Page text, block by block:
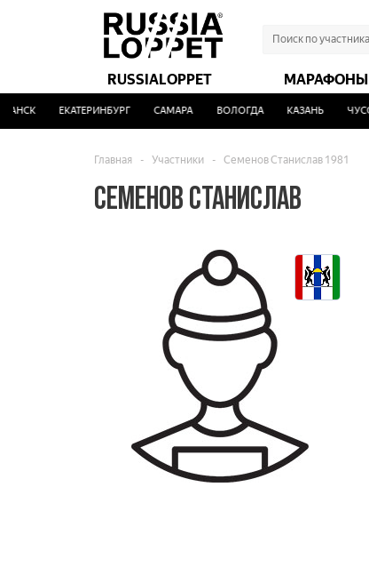
RUSSIALOPPET МАРАФОНЫ
ЕКАТЕРИНБУРГ САМАРА ВОЛОГДА КАЗАНЬ
Главная - Участники - Семенов Станислав 1981
СЕМЕНОВ СТАНИСЛАВ